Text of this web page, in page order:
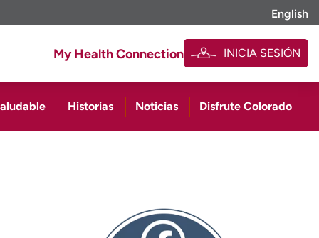
English
My Health Connection INICIA SESIÓN
Historias Noticias Disfrute Colorado